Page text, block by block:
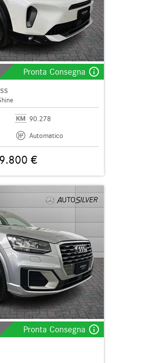
Pronta Consegna info_outline
90.278
Automatico
€
Pronta Consegna info_outline